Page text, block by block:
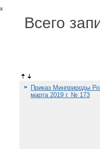
Всего
Приказ Минприроды
марта 2019 г. № 173